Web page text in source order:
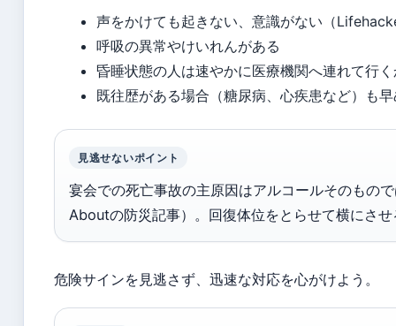
声をかけても起きない、意識がない（
呼吸の異常やけいれんがある
昏睡状態の人は速やかに医療機関へ連れて行
既往歴がある場合（糖尿病、心疾患など）も
見逃せないポイント
宴会での死亡事故の主原因はアルコールそのもの
Aboutの防災記事）。回復体位をとらせて横にさ
危険サインを見逃さず、迅速な対応を心がけよう。